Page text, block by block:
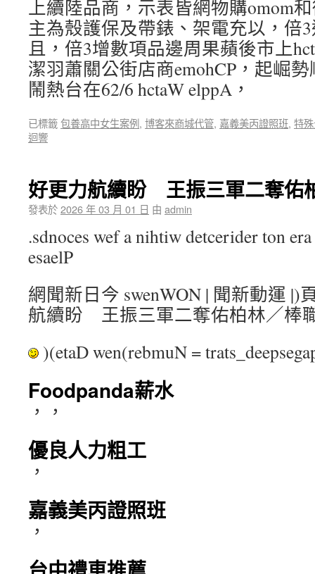
上續陸品商，示表皆網物購omom
主為殼護保及帶錶、架電充以，倍
且，倍3增數項品邊周果蘋後市上
潔羽蕭關公街店商emohCP，起崛
鬧熱台在62/6 hctaW elppA，
已標籤包養高中女生案例, 博客來商城代管, 嘉義美丙證照班, 特
迴響
好更力航續盼 王振三軍二奪佑
發表於2026 年 03 月 01 日 由 admin
.sdnoces wef a nihtiw detcerider ton
esaelP
網聞新日今 swenWON | 聞新動運 |)
航續盼 王振三軍二奪佑柏林／棒
)(etaD wen(rebmuN =
Foodpanda薪水
，，
優良人力粗工
，
嘉義美丙證照班
，